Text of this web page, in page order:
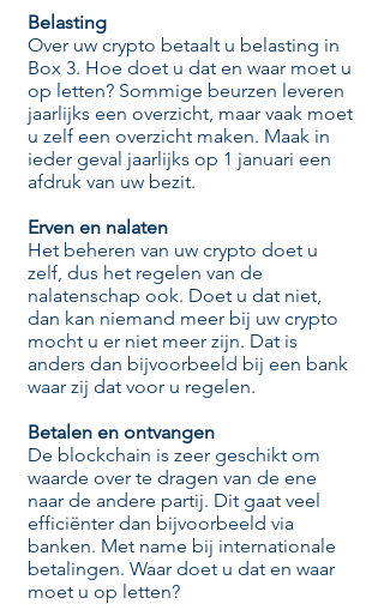
Belasting
Over uw crypto betaalt u belasting in
Box 3. Hoe doet u dat en waar moet u
op letten? Sommige beurzen leveren
jaarlijks een overzicht, maar vaak moet
u zelf een overzicht maken. Maak in
ieder geval jaarlijks op 1 januari een
afdruk van uw bezit.
Erven en nalaten
Het beheren van uw crypto doet u
zelf, dus het regelen van de
nalatenschap ook. Doet u dat niet,
dan kan niemand meer bij uw crypto
mocht u er niet meer zijn. Dat is
anders dan bijvoorbeeld bij een bank
waar zij dat voor u regelen.
​Betalen en ontvangen
De blockchain is zeer geschikt om
waarde over te dragen van de ene
naar de andere partij. Dit gaat veel
efficiënter dan bijvoorbeeld via
banken. Met name bij internationale
betalingen. Waar doet u dat en waar
moet u op letten?